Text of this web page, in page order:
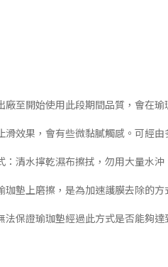
廠至開始使用此段期間品質，會在
滑效果，會有些微黏膩觸感。可經
：清水擰乾濕布擦拭，勿用大量水
珈墊上磨擦，是為加速護膜去除的
法保證瑜珈墊經過此方式是否能夠